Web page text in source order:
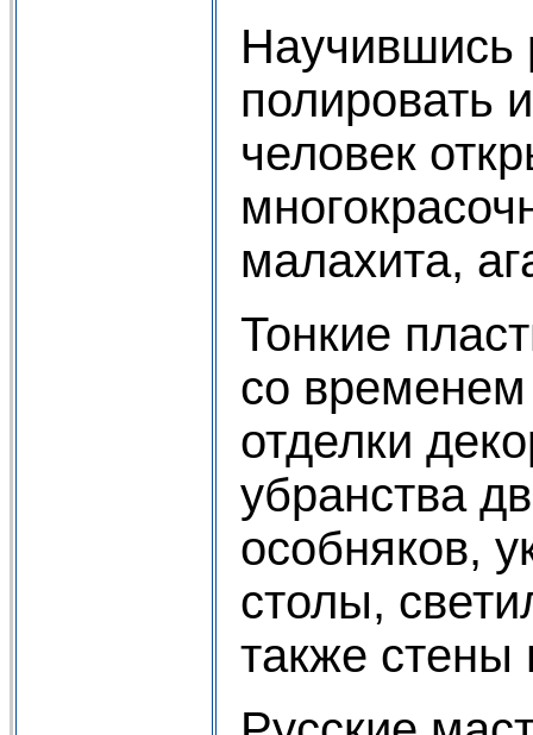
Научившись
полировать
человек
малахита,
Тонкие
со
отделки
убранства
особняков,
столы,
также стены